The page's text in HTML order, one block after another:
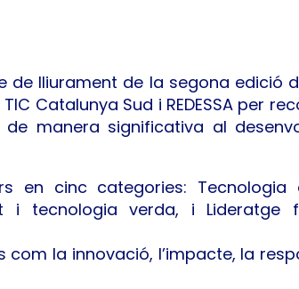
de lliurament de la segona edició
Catalunya Sud i REDESSA per
manera significativa al
en cinc categories: Tecnologia
i tecnologia verda, i Lideratge
la innovació, l’impacte, la